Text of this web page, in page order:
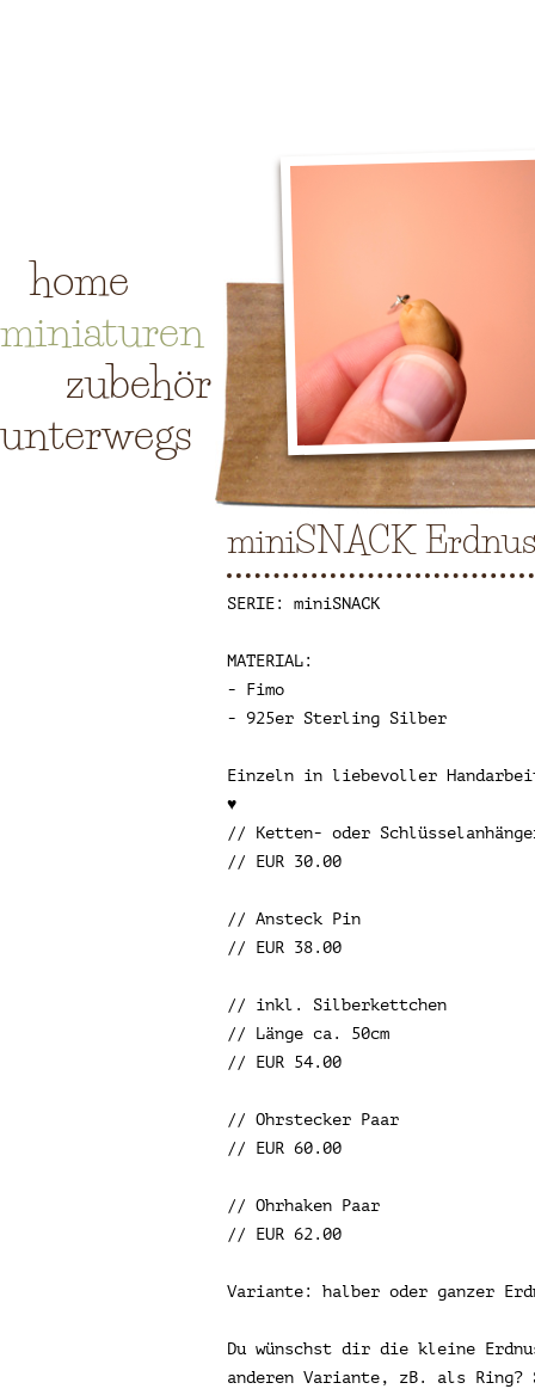
home
miniaturen
zubehör
unterwegs
miniSNACK
SERIE: miniSNACK
MATERIAL:
- Fimo
- 925er Sterling Silber
Einzeln in liebevoller
♥
// Ketten- oder
// EUR 30.00
// Ansteck Pin
// EUR 38.00
// inkl. Silberkettchen
// Länge ca. 50cm
// EUR 54.00
// Ohrstecker Paar
// EUR 60.00
// Ohrhaken Paar
// EUR 62.00
Variante: halber oder ganzer
Du wünschst dir die kleine
anderen Variante, zB. als Ring?